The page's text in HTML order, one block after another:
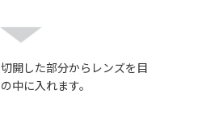
切開した部分からレンズを目
の中に入れます。